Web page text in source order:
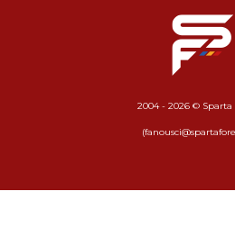
2004 - 2026 © Sparta